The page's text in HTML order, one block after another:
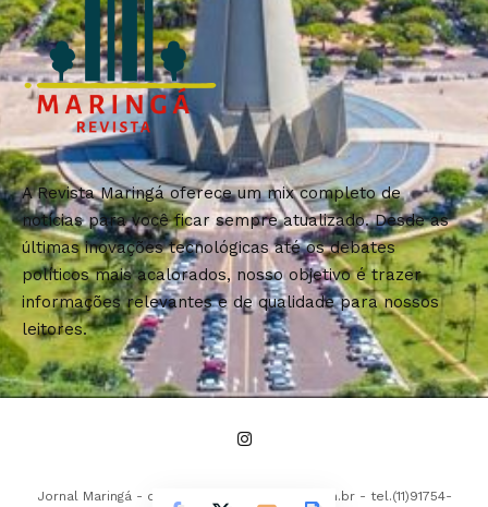
A Revista Maringá oferece um mix completo de
notícias para você ficar sempre atualizado. Desde as
últimas inovações tecnológicas até os debates
políticos mais acalorados, nosso objetivo é trazer
informações relevantes e de qualidade para nossos
leitores.
Jornal Maringá - contato@revistamaringa.com.br- tel.(11)91754-